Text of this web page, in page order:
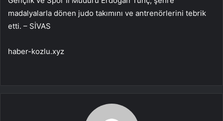
madalyalarla dönen judo takımını ve antrenörlerini tebrik
etti. – SİVAS
haber-kozlu.xyz